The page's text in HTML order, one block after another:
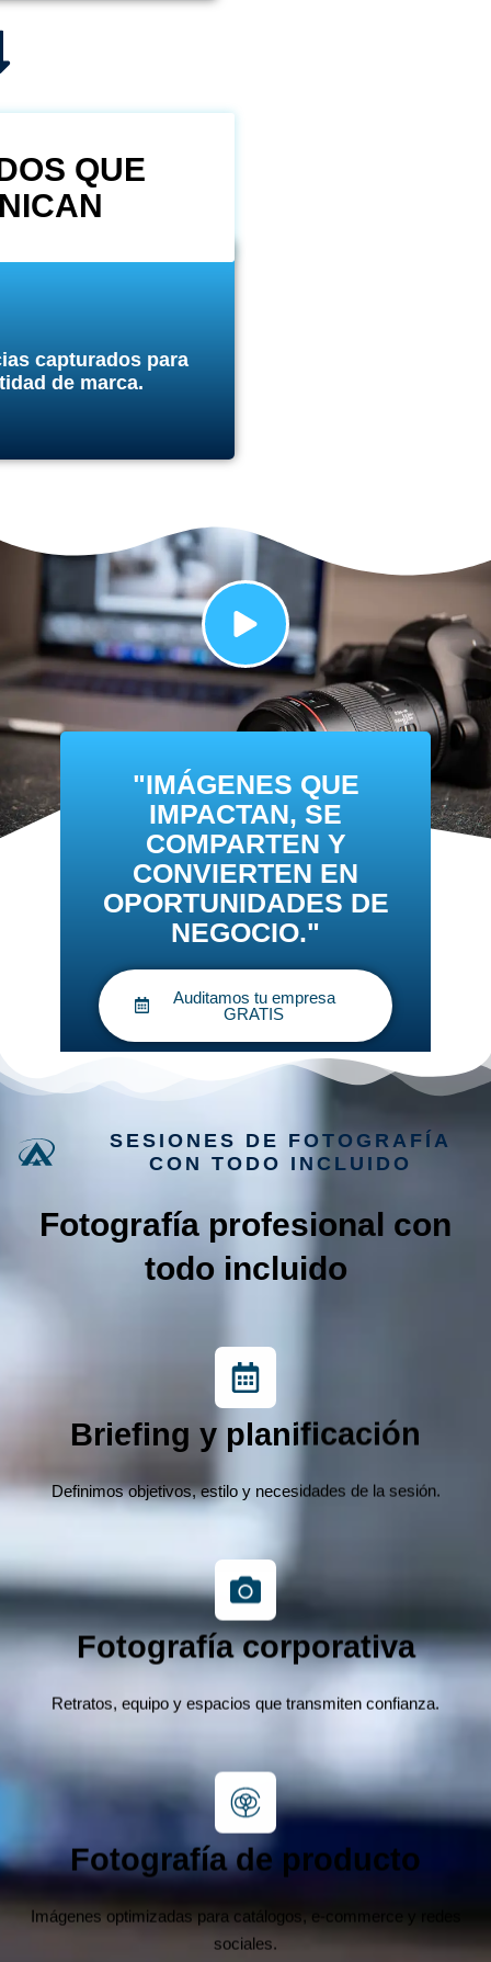
QUE
capturados para
de marca.
"IMÁGENES QUE
IMPACTAN, SE
COMPARTEN Y
CONVIERTEN EN
OPORTUNIDADES DE
NEGOCIO."
Auditamos tu empresa
GRATIS
SESIONES DE FOTOGRAFÍA
CON TODO INCLUIDO
Fotografía profesional con
todo incluido
Briefing y planificación
Definimos objetivos, estilo y necesidades de la sesión.
Fotografía corporativa
Retratos, equipo y espacios que transmiten confianza.
Fotografía de producto
Imágenes optimizadas para catálogos, e-commerce y redes
sociales.